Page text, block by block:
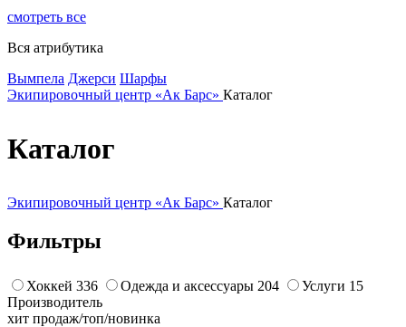
смотреть все
Вся атрибутика
Вымпела Джерси Шарфы
Экипировочный центр «Ак Барс» Каталог
Каталог
Экипировочный центр «Ак Барс» Каталог
Фильтры
Хоккей 336 Одежда и аксессуары 204 Услуги 15
Производитель
хит продаж/топ/новинка